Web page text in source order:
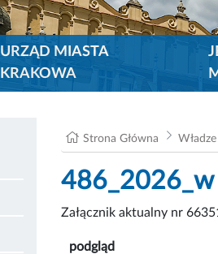
URZĄD MIASTA
KRAKOWA
Strona Główna
486_2026_w
Załącznik aktualny nr
podgląd